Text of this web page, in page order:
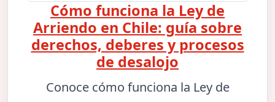
Cómo funciona la Ley de
Arriendo en Chile: guía sobre
derechos, deberes y procesos
de desalojo
Conoce cómo funciona la Ley de